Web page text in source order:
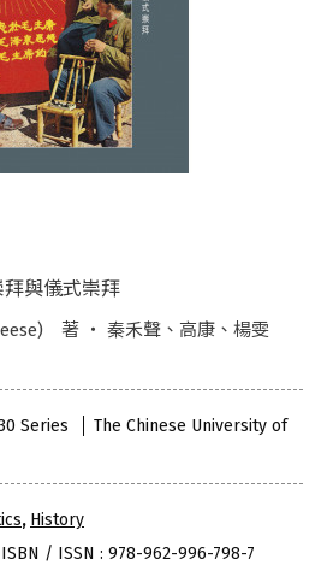
與儀式崇拜
著 ‧ 秦禾聲、高康、楊雯
Series
The Chinese University of
, History
ISBN / ISSN : 978-962-996-798-7